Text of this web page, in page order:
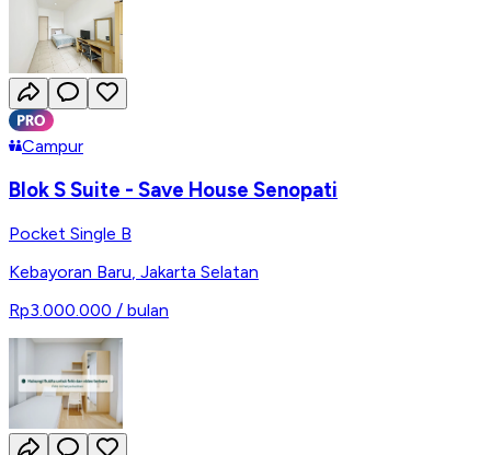
Campur
Blok S Suite - Save House Senopati
Pocket Single B
Kebayoran Baru Jakarta Selatan
Rp3.000.000 / bulan